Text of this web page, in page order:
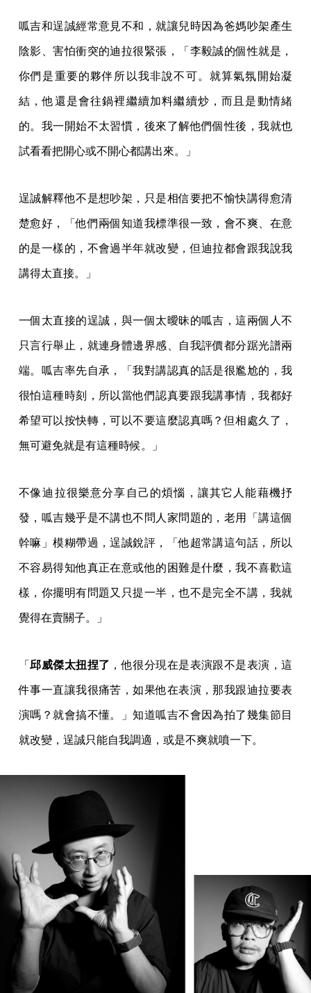
呱吉和逞誠經常意見不和，就讓兒時因為爸媽吵架產生
陰影、害怕衝突的迪拉很緊張，「李毅誠的個性就是，
你們是重要的夥伴所以我非說不可。就算氣氛開始凝
結，他還是會往鍋裡繼續加料繼續炒，而且是動情緒
的。我一開始不太習慣，後來了解他們個性後，我就也
試看看把開心或不開心都講出來。」
逞誠解釋他不是想吵架，只是相信要把不愉快講得愈清
楚愈好，「他們兩個知道我標準很一致，會不爽、在意
的是一樣的，不會過半年就改變，但迪拉都會跟我說我
講得太直接。」
一個太直接的逞誠，與一個太曖昧的呱吉，這兩個人不
只言行舉止，就連身體邊界感、自我評價都分踞光譜兩
端。呱吉率先自承，「我對講認真的話是很尷尬的，我
很怕這種時刻，所以當他們認真要跟我講事情，我都好
希望可以按快轉，可以不要這麼認真嗎？但相處久了，
無可避免就是有這種時候。」
不像迪拉很樂意分享自己的煩惱，讓其它人能藉機抒
發，呱吉幾乎是不講也不問人家問題的，老用「講這個
幹嘛」模糊帶過，逞誠銳評，「他超常講這句話，所以
不容易得知他真正在意或他的困難是什麼，我不喜歡這
樣，你擺明有問題又只提一半，也不是完全不講，我就
覺得在賣關子。」
「邱威傑太扭捏了 ，他很分現在是表演跟不是表演，這
件事一直讓我很痛苦，如果他在表演，那我跟迪拉要表
演嗎？就會搞不懂。」知道呱吉不會因為拍了幾集節目
就改變，逞誠只能自我調適，或是不爽就噴一下。